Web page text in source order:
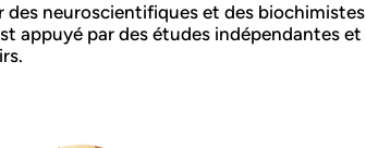
des neuroscientifiques et des biochimistes
appuyé par des études indépendantes et